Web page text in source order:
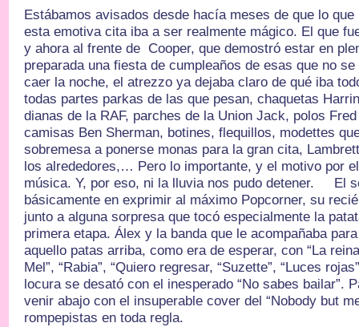
Estábamos avisados desde hacía meses de que lo
esta emotiva cita iba a ser realmente mágico. El que
y ahora al frente de Cooper, que demostró estar en
preparada una fiesta de cumpleaños de esas que no
caer la noche, el atrezzo ya dejaba claro de qué iba
todas partes parkas de las que pesan, chaquetas
dianas de la RAF, parches de la Union Jack, polos
camisas Ben Sherman, botines, flequillos, modettes
sobremesa a ponerse monas para la gran cita,
los alrededores,… Pero lo importante, y el motivo por
música. Y, por eso, ni la lluvia nos pudo detener. El
básicamente en exprimir al máximo Popcorner, su
junto a alguna sorpresa que tocó especialmente la
primera etapa. Álex y la banda que le acompañaba
aquello patas arriba, como era de esperar, con “La
Mel”, “Rabia”, “Quiero regresar, “Suzette”, “Luces
locura se desató con el inesperado “No sabes bailar”.
venir abajo con el insuperable cover del “Nobody but
rompepistas en toda regla.